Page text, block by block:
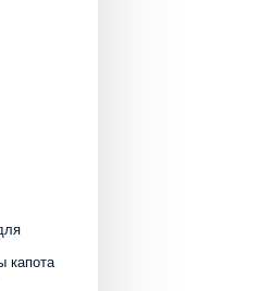
капота